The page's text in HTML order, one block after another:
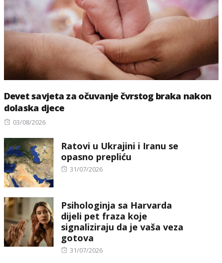
Devet savjeta za očuvanje čvrstog braka nakon
dolaska djece
Posted
03/08/2026
Ratovi u Ukrajini i Iranu se
opasno prepliću
Posted
31/07/2026
Psihologinja sa Harvarda
dijeli pet fraza koje
signaliziraju da je vaša veza
gotova
Posted
31/07/2026